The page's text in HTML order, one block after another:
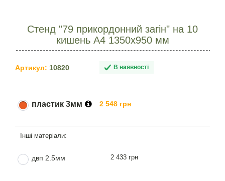
Стенд "79 прикордонний загін" на 10
кишень А4 1350х950 мм
Артикул: 10820 В наявності
пластик 3мм 2 548 грн
двп 2.5мм 2 433 грн